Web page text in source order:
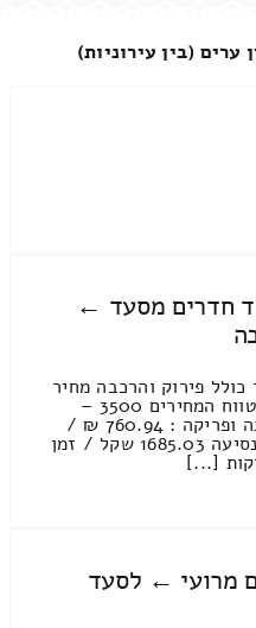
ערים (בין עירוניות)
חדרים מסעד ←
פירוק והרכבה מחיר
מחירון: 2807.18 ₪ / אלה שבטווח המחירים 3500 –
2600 ₪ עבודות סבלות , טעינה ופריקה : 760.94 ₪ /
זמן : 33 דקות 31 שניות מחיר נסיעה 1685.03 שקל / זמן
מרועי ← לסעד